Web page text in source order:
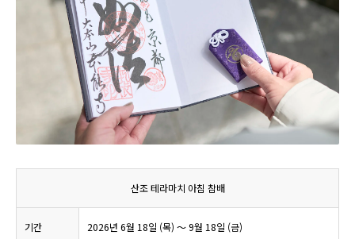
산조 테라마치 아침 참배
기간 2026년 6월 18일 (목) ～ 9월 18일 (금)